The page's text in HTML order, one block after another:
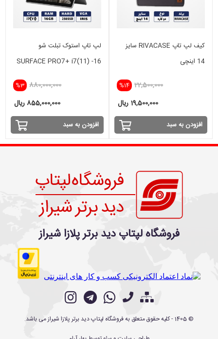
کیف لپ تاپ RIVACASE سایز
14 اینچی
%14 22,500,000
19,500,000 ریال
افزودن به سبد
لپ تاپ استوک تبلت شو
SURFACE PRO7+ i7(11) -16
%3 880,000,000
855,000,000 ریال
افزودن به سبد
فروشگاه لپتاپ دید برتر پلازا شیراز
©
1405- کلیه حقوق متعلق بهفروشگاه لپتاپ دید برتر پلازا شیرازمی باشد.